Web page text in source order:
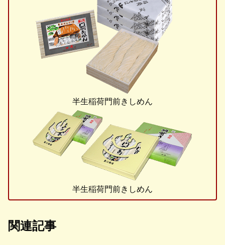
半生稲荷門前きしめん
半生稲荷門前きしめん
関連記事